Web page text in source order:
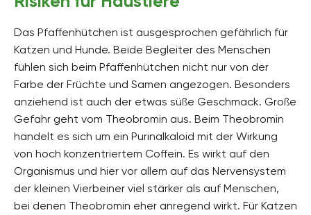
Das Pfaffenhütchen ist ausgesprochen gefährlich für
Katzen und Hunde. Beide Begleiter des Menschen
fühlen sich beim Pfaffenhütchen nicht nur von der
Farbe der Früchte und Samen angezogen. Besonders
anziehend ist auch der etwas süße Geschmack. Große
Gefahr geht vom Theobromin aus. Beim Theobromin
handelt es sich um ein Purinalkaloid mit der Wirkung
von hoch konzentriertem Coffein. Es wirkt auf den
Organismus und hier vor allem auf das Nervensystem
der kleinen Vierbeiner viel stärker als auf Menschen,
bei denen Theobromin eher anregend wirkt. Für Katzen